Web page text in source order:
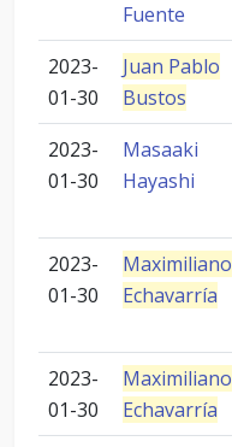
Fuente
2023-
01-30
Juan Pablo
Bustos
2023-
01-30
Masaaki
Hayashi
2023-
01-30
Maximiliano
Echavarría
2023-
01-30
Maximiliano
Echavarría